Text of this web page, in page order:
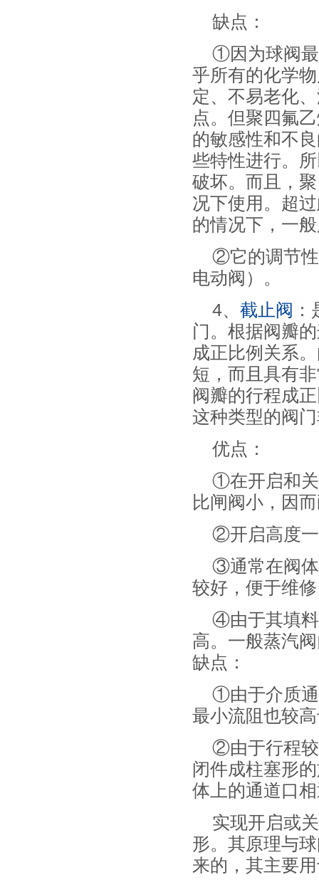
缺点：
①因为球阀最
乎所有的化学
定、不易老化
点。但聚四氟
的敏感性和不
些特性进行。
破坏。而且，
况下使用。超
的情况下，一
②它的调节性
电动阀）。
4、 截止阀
门。根据阀瓣
成正比例关系
短，而且具有
阀瓣的行程成
这种类型的阀
优点：
①在开启和关
比闸阀小，因
②开启高度一
③通常在阀体
较好，便于维
④由于其填料
高。一般蒸汽
缺点：
①由于介质通
最小流阻也较
②由于行程较
闭件成柱塞形
体上的通道口
实现开启或
形。其原理与
来的，其主要